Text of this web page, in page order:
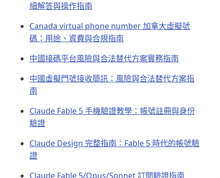
細解答與操作指南
Canada virtual phone number 加拿大虛擬號
碼：用途、資費與合規指南
中國接碼平台風險與合法替代方案實務指南
中國虛擬門號接收簡訊：風險與合法替代方案指
南
Claude Fable 5 手機驗證教學：帳號註冊與身份
驗證
Claude Design 完整指南：Fable 5 時代的帳號驗
證
Claude Fable 5/Opus/Sonnet 訂閱驗證指南